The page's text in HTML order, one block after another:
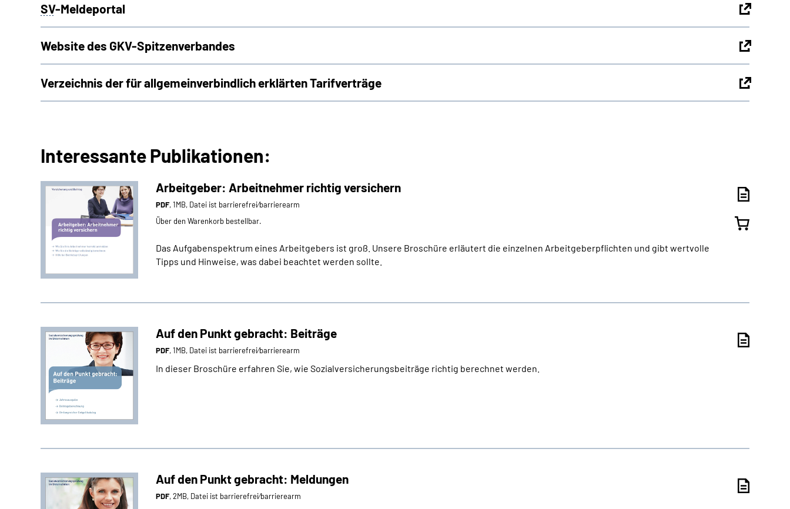
SV-Meldeportal
Website des GKV-Spitzenverbandes
Verzeichnis der für allgemeinverbindlich erklärten Tarifverträge
Interessante Publikationen:
Arbeitgeber: Arbeitnehmer richtig versichern
PDF, 1MB, Datei ist barrierefrei⁄barrierearm
Über den Warenkorb bestellbar.
Das Aufgabenspektrum eines Arbeitgebers ist groß. Unsere Broschüre erläutert die einzelnen Arbeitgeberpflichten und gibt wertvolle
Tipps und Hinweise, was dabei beachtet werden sollte.
Auf den Punkt gebracht: Beiträge
PDF, 1MB, Datei ist barrierefrei⁄barrierearm
In dieser Broschüre erfahren Sie, wie Sozialversicherungsbeiträge richtig berechnet werden.
Auf den Punkt gebracht: Meldungen
PDF, 2MB, Datei ist barrierefrei⁄barrierearm